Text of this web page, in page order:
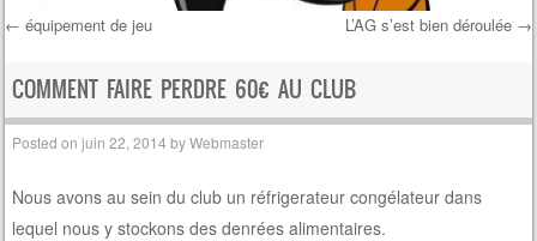
Post navigation
← équipement de jeu L’AG s’est bien déroulée →
COMMENT FAIRE PERDRE 60€ AU CLUB
Posted onjuin 22, 2014 byWebmaster
Nous avons au sein du club un réfrigerateur congélateur dans
lequel nous y stockons des denrées alimentaires.